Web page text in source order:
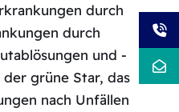
durch
durch
und -
grüne Star, das
nach Unfällen